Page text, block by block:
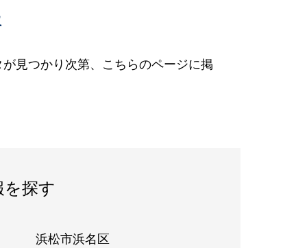
見つかり次第、こちらのページに掲
探す
浜松市浜名区